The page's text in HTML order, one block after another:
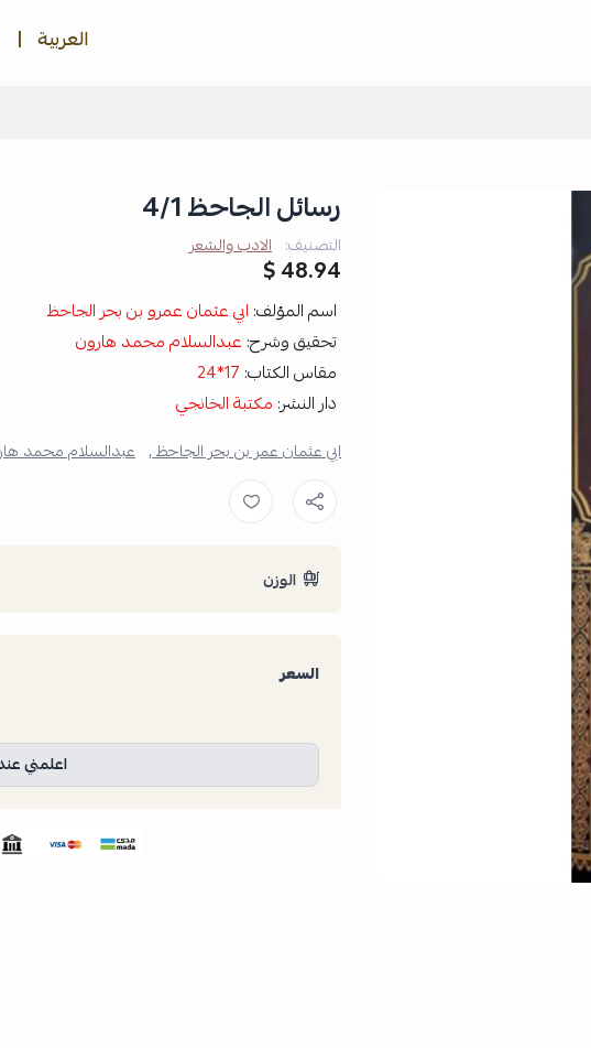
العربية |
رسائل الجاحظ 4/1
التصنيف: الادب والشعر
48.94 $
اسم المؤلف: ابي عثمان عمرو بن بحر الجاحظ
تحقيق وشرح: عبدالسلام محمد هارون
مقاس الكتاب: 17*24
دار النشر: مكتبة الخانجي
ابي عثمان عمر بن بحر الجاحظ , عبدالسلام محمد
الوزن
السعر
اعلمني